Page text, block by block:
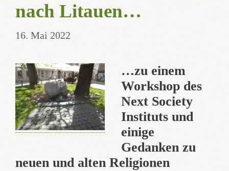
nach Litauen…
16. Mai 2022
…zu einem
Workshop des
Next Society
Instituts und
einige
Gedanken zu
neuen und alten Religionen